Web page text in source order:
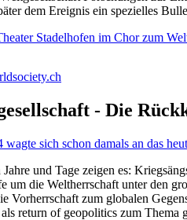
dem Ereignis ein spezielles
Stadelhofen im Chor zum
- Die
sich schon damals an das
und Tage zeigen es:
um die Weltherrschaft unter den
Vorherrschaft zum globalen
return of geopolitics zum